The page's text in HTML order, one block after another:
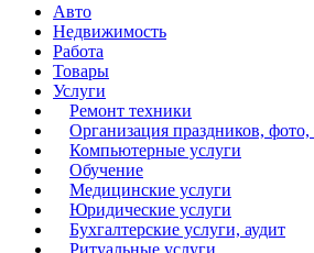
Авто
Недвижимость
Работа
Товары
Услуги
Ремонт техники
Организация праздников, фото,
Компьютерные услуги
Обучение
Медицинские услуги
Юридические услуги
Бухгалтерские услуги, аудит
Ритуальные услуги